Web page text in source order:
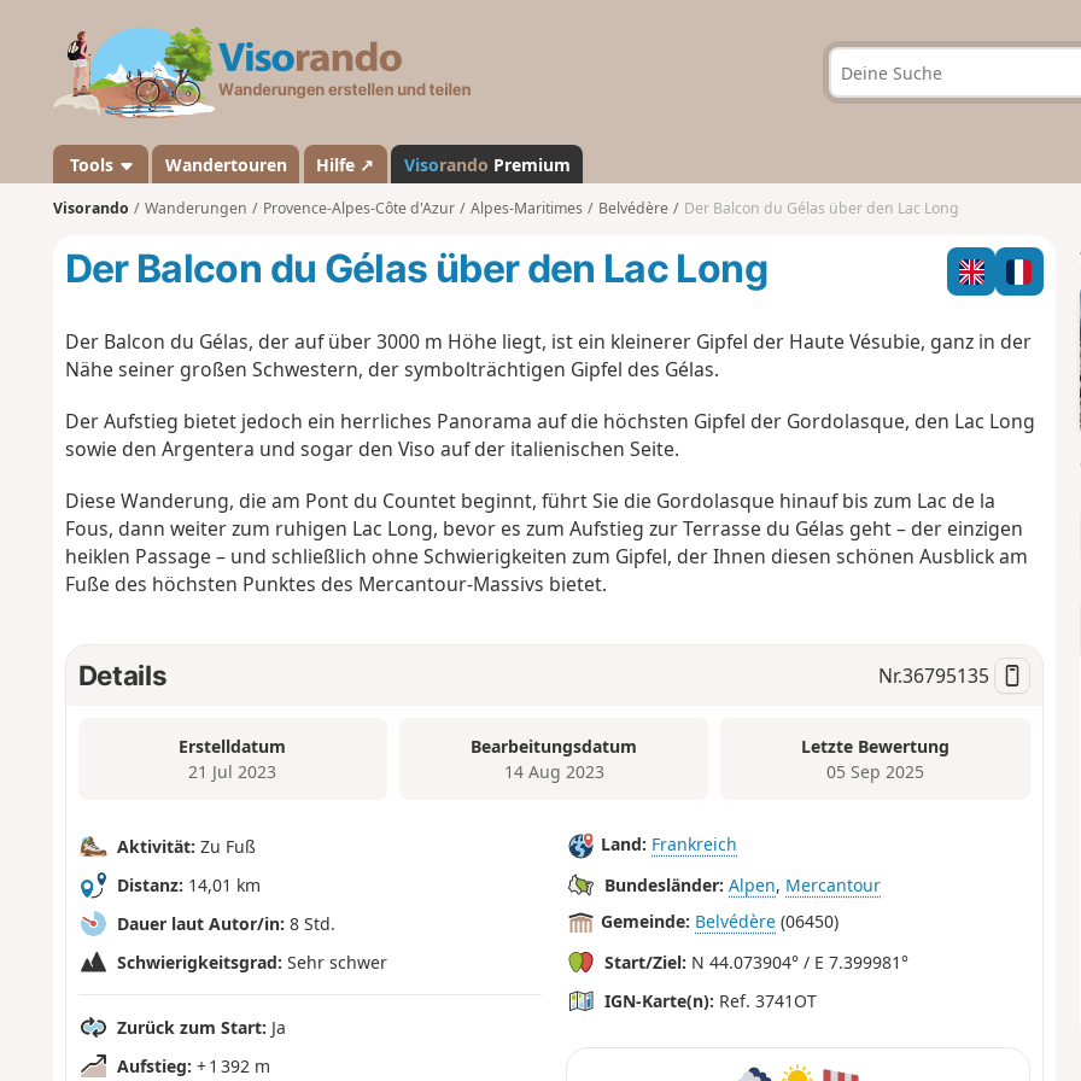
a
n
d
Tools Wandertouren Hilfe ↗ Visorando Premium
Visorando Wanderungen Provence-Alpes-Côte d'Azur Alpes-Maritimes Belvédère Der Balcon du Gélas über den Lac Long
Der Balcon du Gélas über den Lac Long
Der Balcon du Gélas, der auf über 3000 m Höhe liegt, ist ein kleinerer Gipfel der Haute Vésubie, ganz in der
Nähe seiner großen Schwestern, der symbolträchtigen Gipfel des Gélas.
Der Aufstieg bietet jedoch ein herrliches Panorama auf die höchsten Gipfel der Gordolasque, den Lac Long
sowie den Argentera und sogar den Viso auf der italienischen Seite.
Diese Wanderung, die am Pont du Countet beginnt, führt Sie die Gordolasque hinauf bis zum Lac de la
Fous, dann weiter zum ruhigen Lac Long, bevor es zum Aufstieg zur Terrasse du Gélas geht – der einzigen
heiklen Passage – und schließlich ohne Schwierigkeiten zum Gipfel, der Ihnen diesen schönen Ausblick am
Fuße des höchsten Punktes des Mercantour-Massivs bietet.
Details Nr.36795135
Erstelldatum
21 Jul 2023
Bearbeitungsdatum
14 Aug 2023
Letzte Bewertung
05 Sep 2025
Aktivität: Zu Fuß
Distanz: 14,01 km
Dauer laut Autor/in: 8 Std.
Schwierigkeitsgrad: Sehr schwer
Zurück zum Start: Ja
Aufstieg: + 1 392 m
Land: Frankreich
Bundesländer: Alpen, Mercantour
Gemeinde: Belvédère (06450)
Start/Ziel: N 44.073904° / E 7.399981°
IGN-Karte(n): Ref. 3741OT